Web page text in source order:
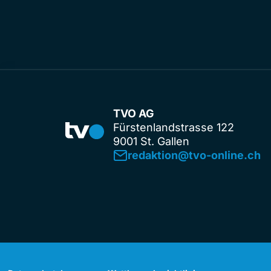
TVO AG
Fürstenlandstrasse 122
9001 St. Gallen
redaktion@tvo-online.ch